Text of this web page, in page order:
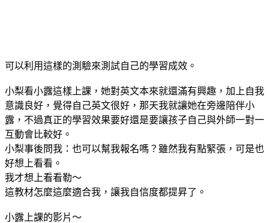
可以利用這樣的測驗來測試自己的學習成效。
小梨看小露這樣上課，她對英文本來就還滿有興趣，加上自我
意識良好，覺得自己英文很好，那天我就讓她在旁邊陪伴小
露，不過真正的學習效果要好還是要讓孩子自己與外師一對一
互動會比較好。
小梨事後問我：也可以幫我報名嗎？雖然我有點緊張，可是也
好想上看看。
我才想上看看勒～
這教材怎麼這麼適合我，讓我自信度都提昇了。
小露上課的影片～